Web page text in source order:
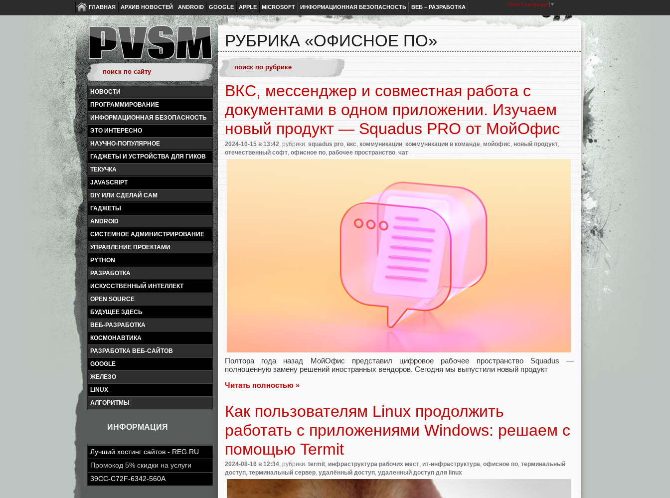
ГЛАВНАЯ АРХИВ НОВОСТЕЙ ANDROID GOOGLE APPLE MICROSOFT ИНФОРМАЦИОННАЯ БЕЗОПАСНОСТЬ ВЕБ – РАЗРАБОТКА Select Language ▼
НОВОСТИ
ПРОГРАММИРОВАНИЕ
ИНФОРМАЦИОННАЯ БЕЗОПАСНОСТЬ
ЭТО ИНТЕРЕСНО
НАУЧНО-ПОПУЛЯРНОЕ
ГАДЖЕТЫ И УСТРОЙСТВА ДЛЯ ГИКОВ
ТЕКУЧКА
JAVASCRIPT
DIY ИЛИ СДЕЛАЙ САМ
ГАДЖЕТЫ
ANDROID
СИСТЕМНОЕ АДМИНИСТРИРОВАНИЕ
УПРАВЛЕНИЕ ПРОЕКТАМИ
PYTHON
РАЗРАБОТКА
ИСКУССТВЕННЫЙ ИНТЕЛЛЕКТ
OPEN SOURCE
БУДУЩЕЕ ЗДЕСЬ
ВЕБ-РАЗРАБОТКА
КОСМОНАВТИКА
РАЗРАБОТКА ВЕБ-САЙТОВ
GOOGLE
ЖЕЛЕЗО
LINUX
АЛГОРИТМЫ
ИНФОРМАЦИЯ
Лучший хостинг сайтов - REG.RU
Промокод 5% скидки на услуги
39CC-C72F-6342-560A
РУБРИКА «ОФИСНОЕ ПО»
ВКС, мессенджер и совместная работа с
документами в одном приложении. Изучаем
новый продукт — Squadus PRO от МойОфис
2024-10-15 в 13:42 , рубрики: squadus pro вкс коммуникации коммуникации в команде мойофис новый продукт
отечественный софт офисное по рабочее пространство чат
Полтора года назад МойОфис представил цифровое рабочее пространство Squadus —
полноценную замену решений иностранных вендоров. Сегодня мы выпустили новый продукт
Читать полностью »
Как пользователям Linux продолжить
работать с приложениями Windows: решаем с
помощью Termit
2024-08-16 в 12:34, рубрики: termit, инфраструктура рабочих мест, ит-инфраструктура, офисное по, терминальный
доступ, терминальный сервер, удалённый доступ, удаленный доступ для linux